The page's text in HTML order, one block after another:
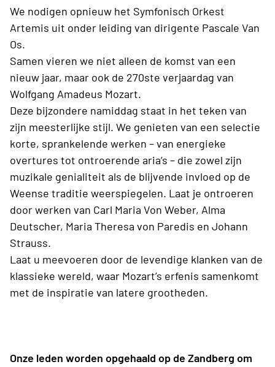
We nodigen opnieuw het Symfonisch Orkest
Artemis uit onder leiding van dirigente Pascale Van
Os.
Samen vieren we niet alleen de komst van een
nieuw jaar, maar ook de 270ste verjaardag van
Wolfgang Amadeus Mozart.
Deze bijzondere namiddag staat in het teken van
zijn meesterlijke stijl. We genieten van een selectie
korte, sprankelende werken – van energieke
overtures tot ontroerende aria’s – die zowel zijn
muzikale genialiteit als de blijvende invloed op de
Weense traditie weerspiegelen. Laat je ontroeren
door werken van Carl Maria Von Weber, Alma
Deutscher, Maria Theresa von Paredis en Johann
Strauss.
Laat u meevoeren door de levendige klanken van de
klassieke wereld, waar Mozart’s erfenis samenkomt
met de inspiratie van latere grootheden.
Onze leden worden opgehaald op de Zandberg om